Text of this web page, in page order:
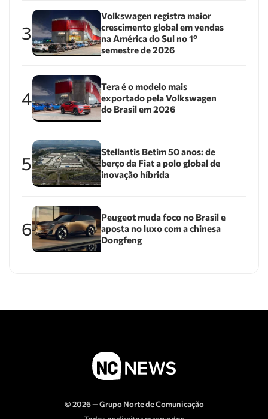
3
Volkswagen registra maior
crescimento global em vendas
na América do Sul no 1º
semestre de 2026
4
Tera é o modelo mais
exportado pela Volkswagen
do Brasil em 2026
5
Stellantis Betim 50 anos: de
berço da Fiat a polo global de
inovação híbrida
6
Peugeot muda foco no Brasil e
aposta no luxo com a chinesa
Dongfeng
© 2026 — Grupo Norte de Comunicação